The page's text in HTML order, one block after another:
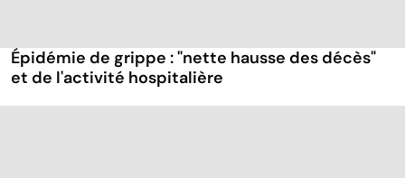
Épidémie de grippe : "nette hausse des décès"
et de l'activité hospitalière